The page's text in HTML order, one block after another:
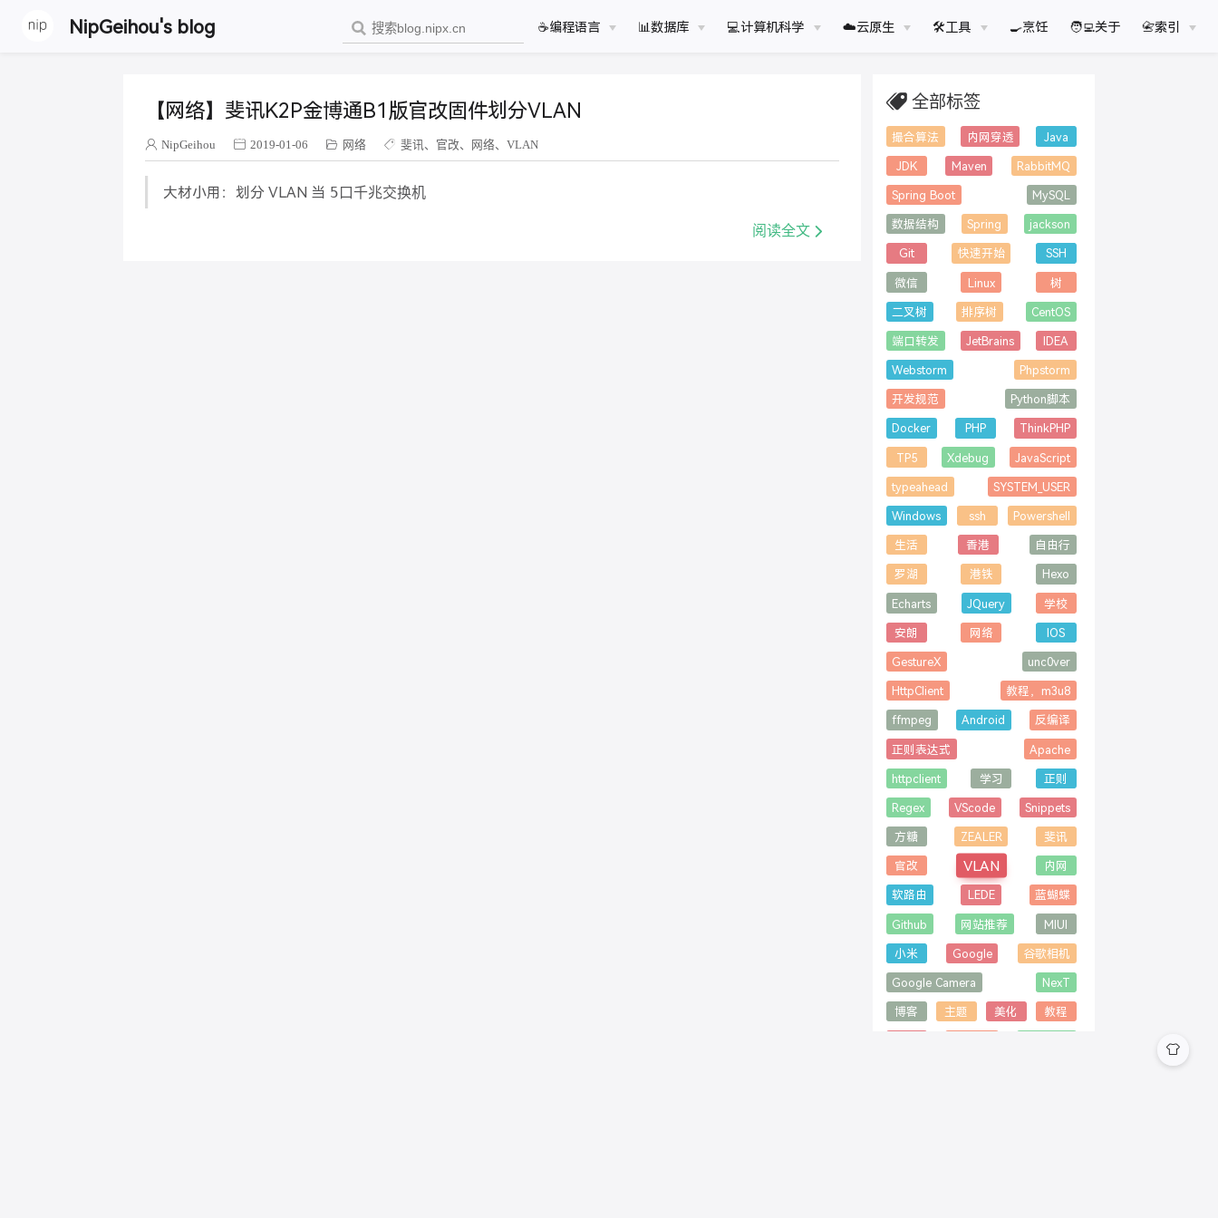
NipGeihou's blog ☕️编程语言 📊数据库 💻计算机科学 ☁️云原生 🛠工具 🍳烹饪 🧑‍💻关于 📇索引
【网络】斐讯K2P金博通B1版官改固件划分VLAN
NipGeihou 2019-01-06 网络 斐讯 官改 网络 VLAN
大材小用：划分 VLAN 当 5口千兆交换机
阅读全文
全部标签
撮合算法 内网穿透
Java
JDK
Maven
RabbitMQ
Spring Boot
MySQL
数据结构
Spring
jackson
Git
快速开始
SSH
微信
Linux
树
二叉树
排序树
CentOS
端口转发
JetBrains
IDEA
Webstorm
Phpstorm
开发规范
Python脚本
Docker
PHP
ThinkPHP
TP5
Xdebug
JavaScript
typeahead
SYSTEM_USER
Windows
ssh
Powershell
生活
香港
自由行
罗湖
港铁
Hexo
Echarts
JQuery
学校
安朗
网络
IOS
GestureX
unc0ver
HttpClient
教程，m3u8
ffmpeg
Android
反编译
正则表达式
Apache
httpclient
学习
正则
Regex
VScode
Snippets
方糖
ZEALER
斐讯
官改
VLAN
内网
软路由
LEDE
蓝蝴蝶
Github
网站推荐
MIUI
小米
Google
谷歌相机
Google Camera
NexT
博客
主题 美化
教程